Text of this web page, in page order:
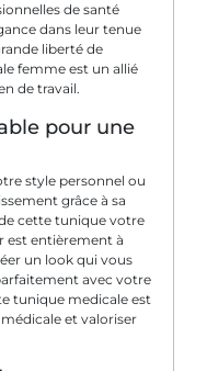
de santé
dans leur tenue
liberté de
femme est un allié
de travail.
pour une
style personnel ou
grâce à sa
cette tunique votre
est entièrement à
un look qui vous
avec votre
tunique medicale est
et valoriser